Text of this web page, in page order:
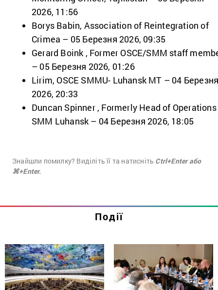
2026, 11:56
Borys Babin, Association of Reintegration of
Crimea – 05 Березня 2026, 09:35
Gerard Boink , Former OSCE/SMM staff
– 05 Березня 2026, 01:26
Lirim, OSCE SMMU- Luhansk MT – 04
2026, 20:33
Duncan Spinner , Formerly Head of Operations
SMM Luhansk – 04 Березня 2026, 18:05
Знайшли помилку? Виділіть її та натисніть Ctrl+Enter або
⌘+Enter.
Події